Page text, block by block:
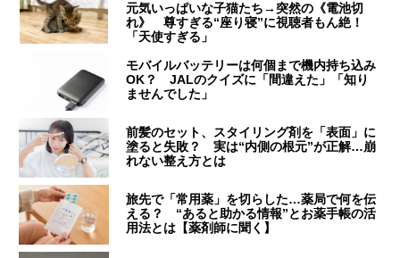
元気いっぱいな子猫たち→突然の《電池切
れ》 尊すぎる“座り寝”に視聴者もん絶！
「天使すぎる」
モバイルバッテリーは何個まで機内持ち込み
OK？ JALのクイズに「間違えた」「知り
ませんでした」
前髪のセット、スタイリング剤を「表面」に
塗ると失敗？ 実は“内側の根元”が正解…崩
れない整え方とは
旅先で「常用薬」を切らした…薬局で何を伝
える？ “あると助かる情報”とお薬手帳の活
用法とは【薬剤師に聞く】